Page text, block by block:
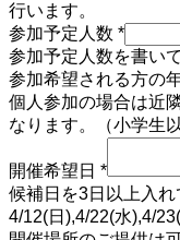
行います。
参加予定人数 *
参加予定人数を書い
参加希望される方の
個人参加の場合は近
なります。（小学生
開催希望日 *
候補日を3日以上入れ
4/12(日),4/22(水),4/